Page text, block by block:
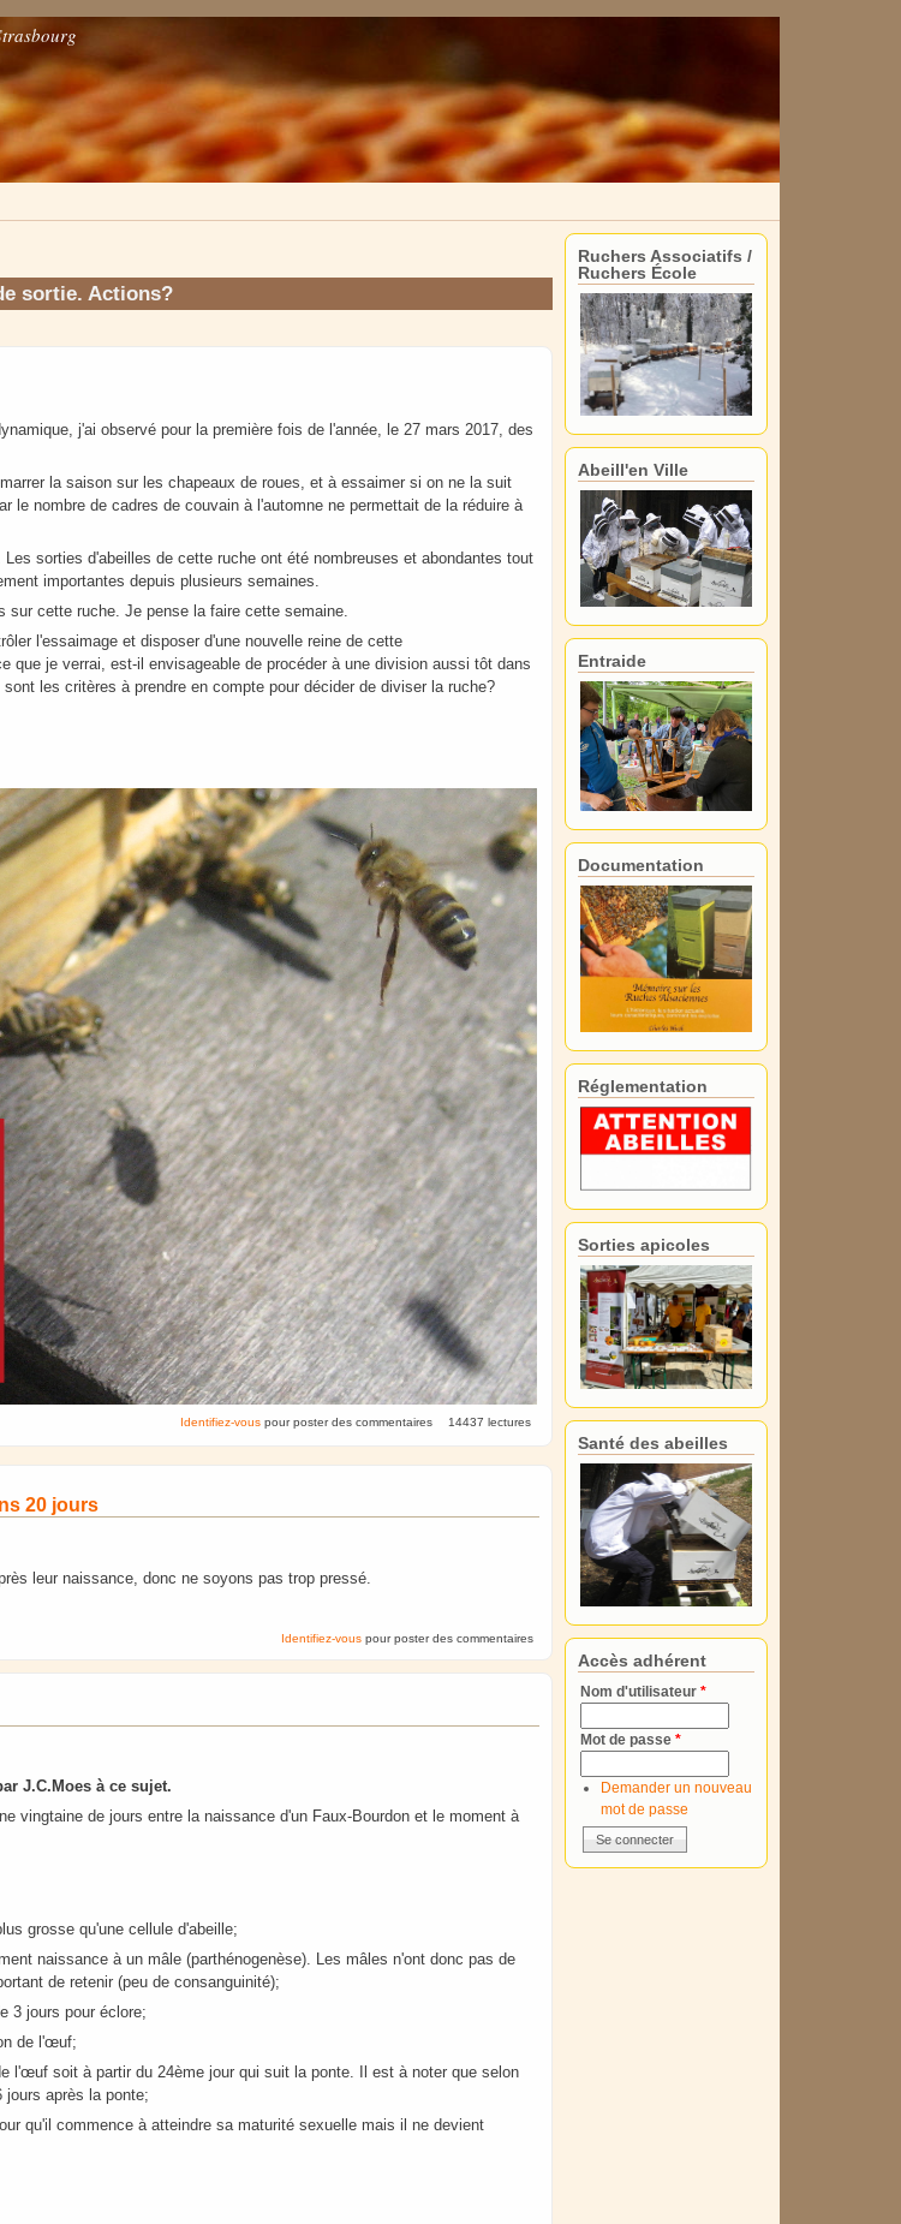
sortie. Actions?
j'ai observé pour la première fois de l'année, le 27 mars 2017, des
la saison sur les chapeaux de roues, et à essaimer si on ne la suit
le nombre de cadres de couvain à l'automne ne permettait de la réduire à
sorties d'abeilles de cette ruche ont été nombreuses et abondantes tout
importantes depuis plusieurs semaines.
sur cette ruche. Je pense la faire cette semaine.
l'essaimage et disposer d'une nouvelle reine de cette
que je verrai, est-il envisageable de procéder à une division aussi tôt dans
les critères à prendre en compte pour décider de diviser la ruche?
Identifiez-vouspour poster des commentaires 14437 lectures
20 jours
leur naissance, donc ne soyons pas trop pressé.
Identifiez-vouspour poster des commentaires
J.C.Moes à ce sujet.
vingtaine de jours entre la naissance d'un Faux-Bourdon et le moment à
grosse qu'une cellule d'abeille;
naissance à un mâle (parthénogenèse). Les mâles n'ont donc pas de
de retenir (peu de consanguinité);
3 jours pour éclore;
de l'œuf;
l'œuf soit à partir du 24ème jour qui suit la ponte. Il est à noter que selon
jours après la ponte;
qu'il commence à atteindre sa maturité sexuelle mais il ne devient
Ruchers Associatifs /
Ruchers École
Abeill'en Ville
Entraide
Documentation
Réglementation
Sorties apicoles
Santé des abeilles
Accès adhérent
Nom d'utilisateur *
Mot de passe *
Demander un nouveau
mot de passe